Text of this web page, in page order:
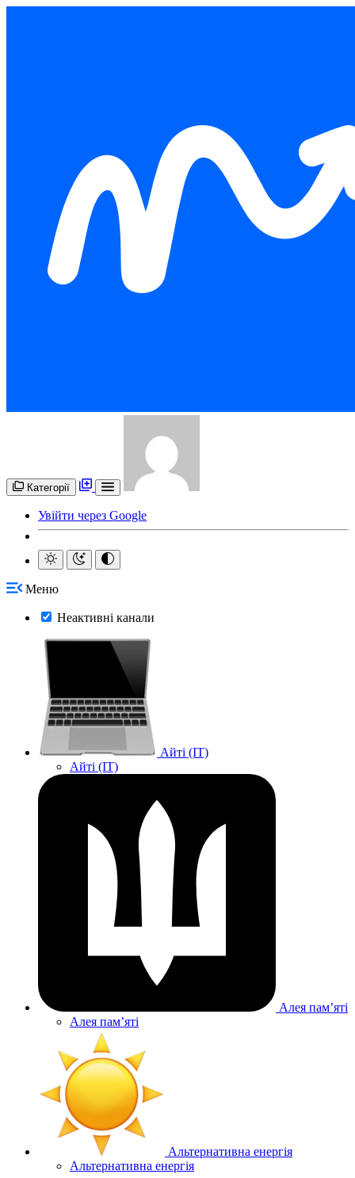
Категорії
Увійти через Google
Меню
Неактивні канали
Айті (IT)
Айті (IT)
Алея памʼяті
Алея памʼяті
Альтернативна енергія
Альтернативна енергія